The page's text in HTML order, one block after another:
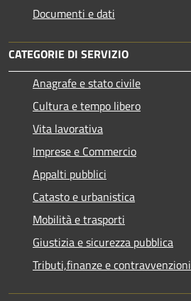
Documenti e dati
CATEGORIE DI SERVIZIO
Anagrafe e stato civile
Cultura e tempo libero
Vita lavorativa
Imprese e Commercio
Appalti pubblici
Catasto e urbanistica
Mobilità e trasporti
Giustizia e sicurezza pubblica
Tributi,finanze e contravvenzioni